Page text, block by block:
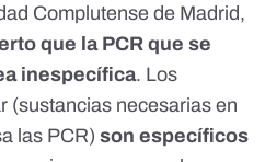
Complutense de Madrid,
que la PCR que se
inespecífica. Los
(sustancias necesarias en
las PCR) son específicos